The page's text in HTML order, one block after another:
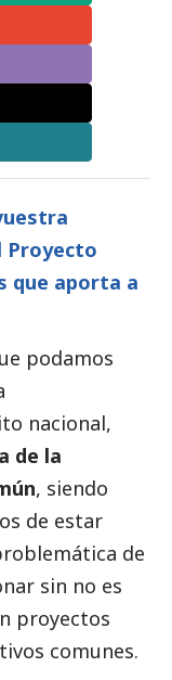
Proyecto
que aporta a
podamos
nacional,
de la
, siendo
de estar
de
sin no es
proyectos
comunes.